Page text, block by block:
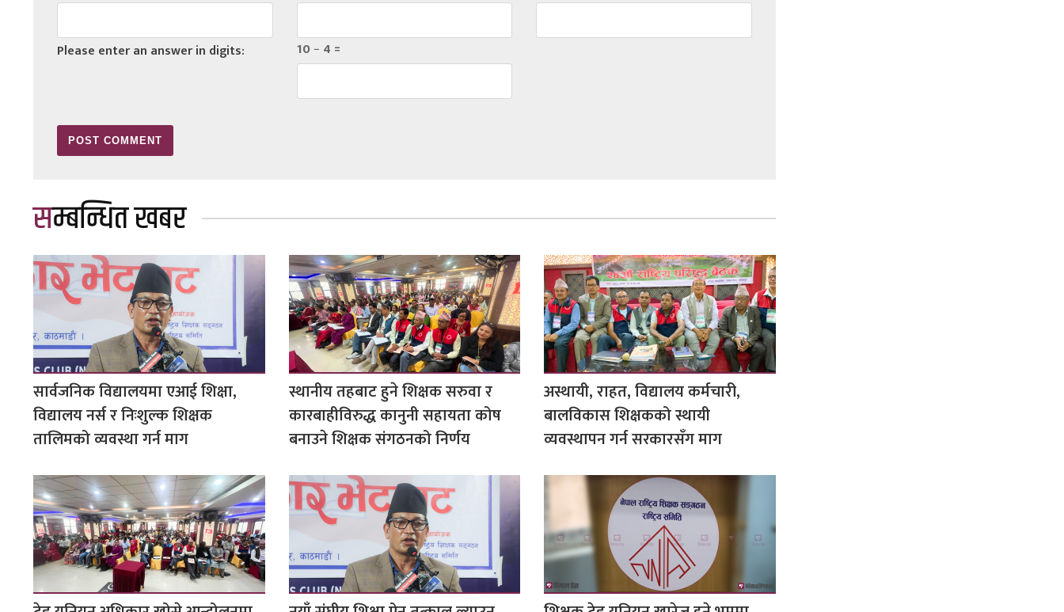
Please enter an answer in digits: 10 − 4 =
सम्बन्धित खबर
सार्वजनिक विद्यालयमा एआई शिक्षा,
विद्यालय नर्स र निःशुल्क शिक्षक
तालिमको व्यवस्था गर्न माग
स्थानीय तहबाट हुने शिक्षक सरुवा र
कारबाहीविरुद्ध कानुनी सहायता कोष
बनाउने शिक्षक संगठनको निर्णय
अस्थायी, राहत, विद्यालय कर्मचारी,
बालविकास शिक्षकको स्थायी
व्यवस्थापन गर्न सरकारसँग माग